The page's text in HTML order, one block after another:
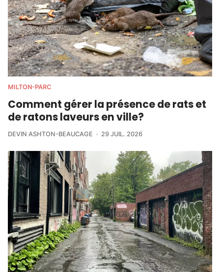
MILTON-PARC
Comment gérer la présence de rats et
de ratons laveurs en ville?
DEVIN ASHTON-BEAUCAGE 29 JUIL. 2026